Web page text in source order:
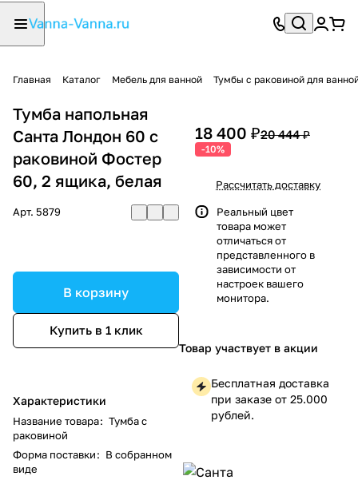
Главная Каталог Мебель для ванной Тумбы с раковиной для
Тумба напольная
Санта Лондон 60 с
раковиной Фостер
60, 2 ящика, белая
Арт. 5879
В корзину
Купить в 1 клик
Характеристики
Название товара: Тумба с
раковиной
Форма поставки: В собранном
виде
18 400 ₽20 444 ₽
-10%
Рассчитать доставку
Реальный цвет
товара может
отличаться от
представленного в
зависимости от
настроек вашего
монитора.
Товар участвует в акции
Бесплатная доставка
при заказе от 25.000
рублей.